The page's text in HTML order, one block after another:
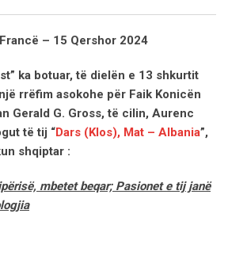
– 15 Qershor 2024
ka botuar, të dielën e 13 shkurtit
rrëfim asokohe për Faik Konicën
Gerald G. Gross, të cilin, Aurenc
të tij “Dars (Klos), Mat – Albania”,
shqiptar :
mbetet beqar; Pasionet e tij janë